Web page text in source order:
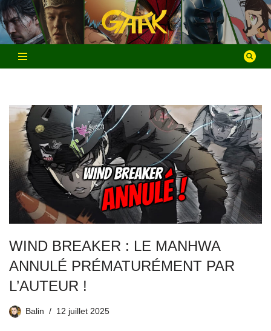
Aller
au
contenu
WIND BREAKER : LE MANHWA
ANNULÉ PRÉMATURÉMENT PAR
L’AUTEUR !
Balin 12 juillet 2025